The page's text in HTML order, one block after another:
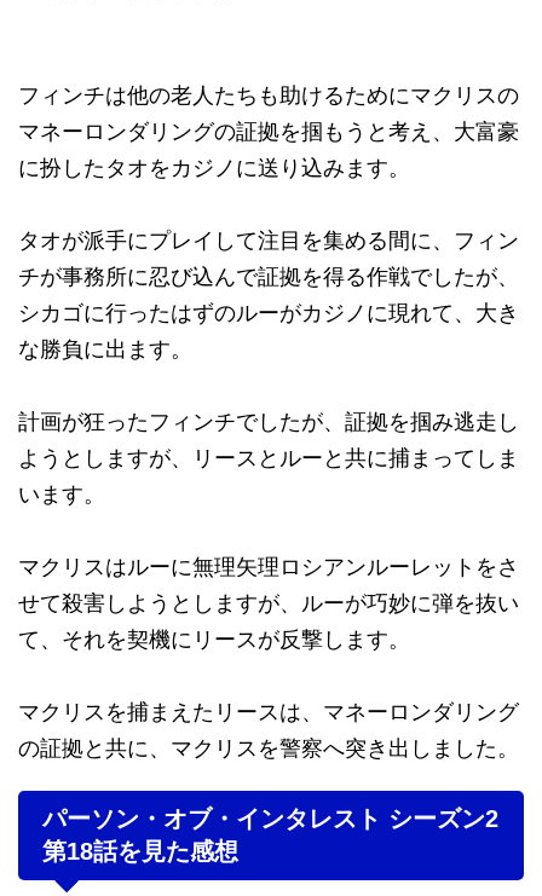
フィンチは他の老人たちも助けるためにマクリスの
マネーロンダリングの証拠を掴もうと考え、大富豪
に扮したタオをカジノに送り込みます。
タオが派手にプレイして注目を集める間に、フィン
チが事務所に忍び込んで証拠を得る作戦でしたが、
シカゴに行ったはずのルーがカジノに現れて、大き
な勝負に出ます。
計画が狂ったフィンチでしたが、証拠を掴み逃走し
ようとしますが、リースとルーと共に捕まってしま
います。
マクリスはルーに無理矢理ロシアンルーレットをさ
せて殺害しようとしますが、ルーが巧妙に弾を抜い
て、それを契機にリースが反撃します。
マクリスを捕まえたリースは、マネーロンダリング
の証拠と共に、マクリスを警察へ突き出しました。
パーソン・オブ・インタレスト シーズン2
第18話を見た感想